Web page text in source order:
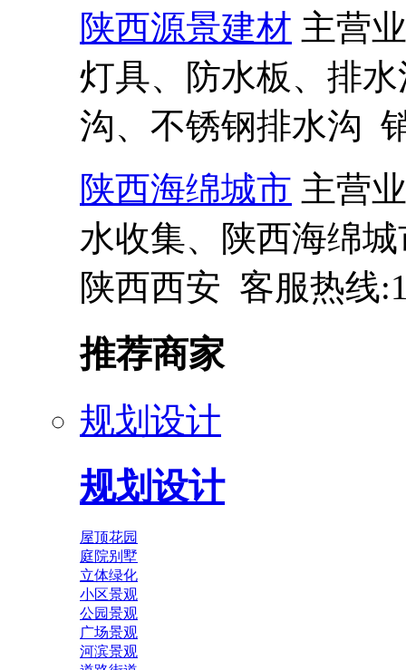
陕西源景建材 主营
灯具、防水板、排
沟、不锈钢排水沟
陕西海绵城市 主营
水收集、陕西海绵
陕西西安 客服热线
推荐商家
规划设计
规划设计
屋顶花园
庭院别墅
立体绿化
小区景观
公园景观
广场景观
河滨景观